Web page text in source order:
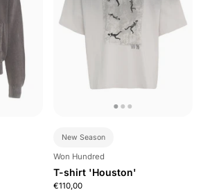
New Season
Won Hundred
T-shirt 'Houston'
€110,00